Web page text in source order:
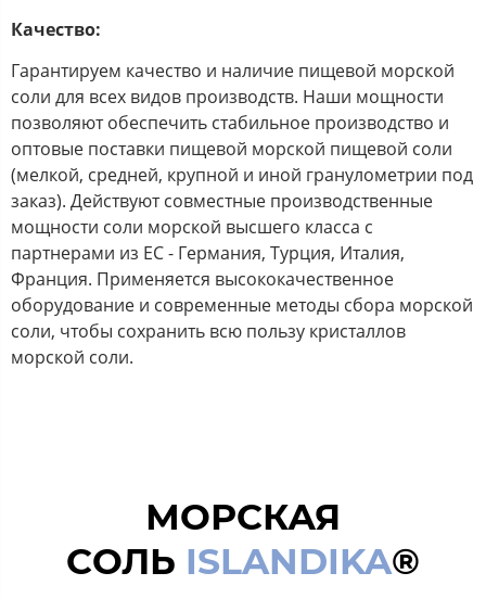
Качество:
Гарантируем качество и наличие пищевой морской
соли для всех видов производств. Наши мощности
позволяют обеспечить стабильное производство и
оптовые поставки пищевой морской пищевой соли
(мелкой, средней, крупной и иной гранулометрии под
заказ). Действуют совместные производственные
мощности соли морской высшего класса с
партнерами из ЕС - Германия, Турция, Италия,
Франция. Применяется высококачественное
оборудование и современные методы сбора морской
соли, чтобы сохранить всю пользу кристаллов
морской соли.
МОРСКАЯ
СОЛЬ ISLANDIKA®